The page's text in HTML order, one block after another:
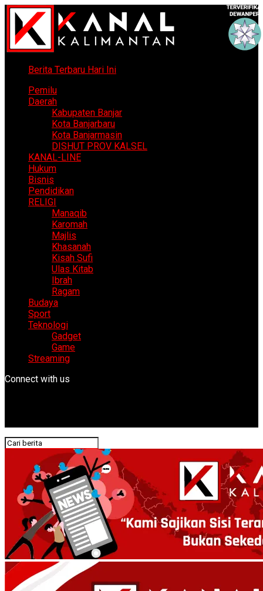
Berita Terbaru Hari Ini
Pemilu
Daerah
Kabupaten Banjar
Kota Banjarbaru
Kota Banjarmasin
DISHUT PROV KALSEL
KANAL-LINE
Hukum
Bisnis
Pendidikan
RELIGI
Manaqib
Karomah
Majlis
Khasanah
Kisah Sufi
Ulas Kitab
Ibrah
Ragam
Budaya
Sport
Teknologi
Gadget
Game
Streaming
Connect with us